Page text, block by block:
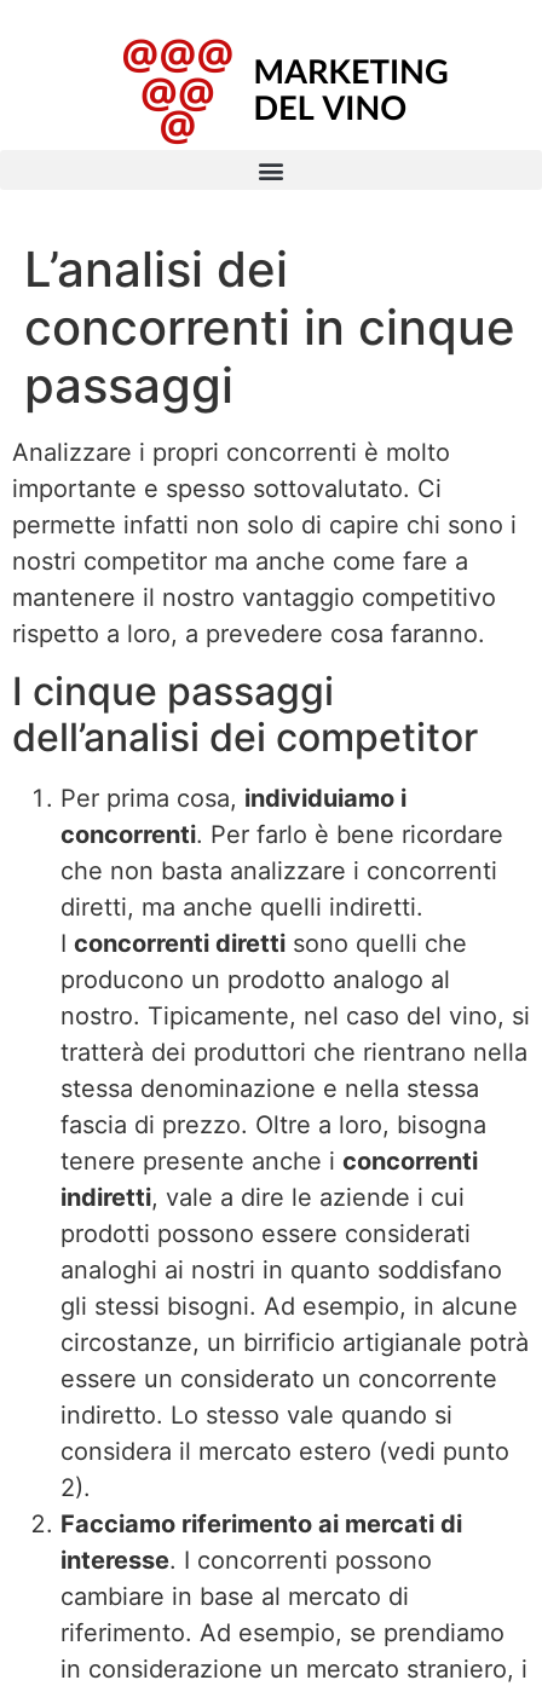
L’analisi dei
concorrenti in cinque
passaggi
Analizzare i propri concorrenti è molto
importante e spesso sottovalutato. Ci
permette infatti non solo di capire chi sono i
nostri competitor ma anche come fare a
mantenere il nostro vantaggio competitivo
rispetto a loro, a prevedere cosa faranno.
I cinque passaggi
dell’analisi dei competitor
Per prima cosa, individuiamo i
concorrenti. Per farlo è bene ricordare
che non basta analizzare i concorrenti
diretti, ma anche quelli indiretti.
I concorrenti diretti sono quelli che
producono un prodotto analogo al
nostro. Tipicamente, nel caso del vino, si
tratterà dei produttori che rientrano nella
stessa denominazione e nella stessa
fascia di prezzo. Oltre a loro, bisogna
tenere presente anche i concorrenti
indiretti, vale a dire le aziende i cui
prodotti possono essere considerati
analoghi ai nostri in quanto soddisfano
gli stessi bisogni. Ad esempio, in alcune
circostanze, un birrificio artigianale potrà
essere un considerato un concorrente
indiretto. Lo stesso vale quando si
considera il mercato estero (vedi punto
2).
Facciamo riferimento ai mercati di
interesse. I concorrenti possono
cambiare in base al mercato di
riferimento. Ad esempio, se prendiamo
in considerazione un mercato straniero, i